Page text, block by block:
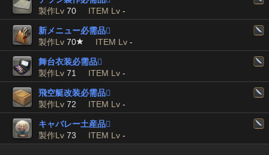
製作Lv 70 ITEM Lv -
新メニュー必需品
製作Lv 70 ITEM Lv -
舞台衣装必需品
製作Lv 71 ITEM Lv -
飛空艇改装必需品
製作Lv 72 ITEM Lv -
キャバレー土産品
製作Lv 73 ITEM Lv -